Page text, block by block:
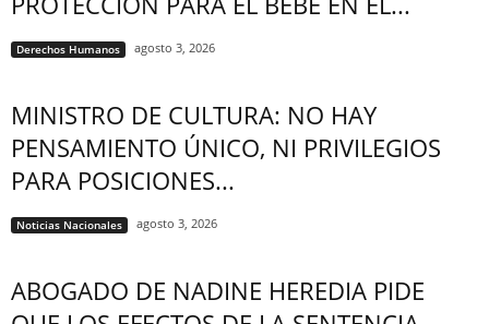
Derechos Humanos agosto 3, 2026
MINISTRO DE CULTURA: NO HAY
PENSAMIENTO ÚNICO, NI PRIVILEGIOS
PARA POSICIONES...
Noticias Nacionales agosto 3, 2026
ABOGADO DE NADINE HEREDIA PIDE